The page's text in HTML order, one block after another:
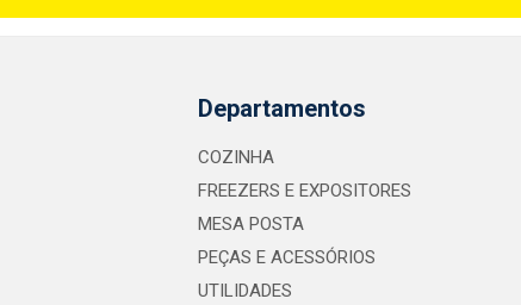
Departamentos
COZINHA
FREEZERS E EXPOSITORES
MESA POSTA
PEÇAS E ACESSÓRIOS
UTILIDADES